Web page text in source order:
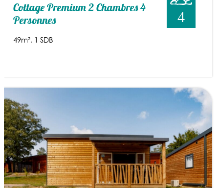
Cottage Premium 2 Chambres 4
Personnes
49m² 1 SDB
4